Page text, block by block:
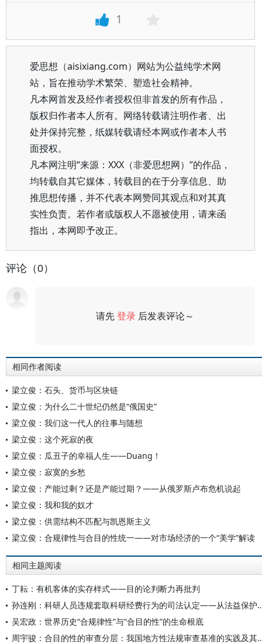
1
爱思想（aisixiang.com）网站为公益纯学术网
站，旨在推动学术繁荣、塑造社会精神。
凡本网首发及经作者授权但非首发的所有作品，
版权归作者本人所有。网络转载请注明作者、出
处并保持完整，纸媒转载请经本网或作者本人书
面授权。
凡本网注明“来源：XXX（非爱思想网）”的作品，
均转载自其它媒体，转载目的在于分享信息、助
推思想传播，并不代表本网赞同其观点和对其真
实性负责。若作者或版权人不愿被使用，请来函
指出，本网即予改正。
评论（0）
请先登录 后发表评论～
相同作者阅读
梁立俊：石头、货币与区块链
梁立俊：为什么二十世纪仍然是“俄国史”
梁立俊：我们这一代人的往事与随想
梁立俊：这个死寂的夜
梁立俊：瓜丑子的幸福人生——Duang！
梁立俊：寂寞的乡愁
梁立俊：产能过剩？还是产能过期？——从俄罗斯卢布危机说起
梁立俊：我和我的奴才
梁立俊：供需结构不匹配与凯恩斯主义
梁立俊：合规律性与合目的性统一——对市场经济的一个“美学”解读
相同主题阅读
丁耘：有机客体的实存样式——目的论判断力再批判
孙连刚：科研人员违规套取科
吴宏政：世界历史“合规律性”与“合目的性”的生命根底
周宇骏：合目的性的审查分层